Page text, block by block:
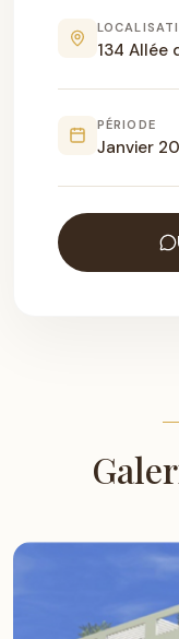
134 Allée
PÉRIODE
Janvier